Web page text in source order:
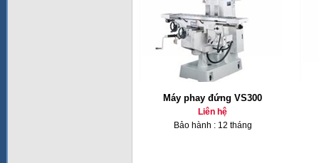
Máy phay đứng VS300
Liên hệ
Bảo hành : 12 tháng